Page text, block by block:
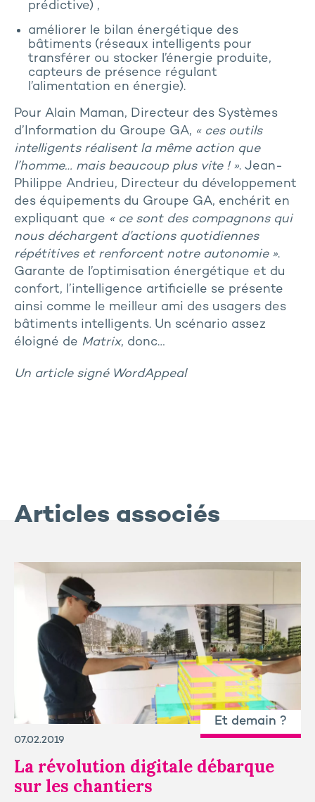
prédictive) ,
améliorer le bilan énergétique des
bâtiments (réseaux intelligents pour
transférer ou stocker l’énergie produite,
capteurs de présence régulant
l’alimentation en énergie).
Pour Alain Maman, Directeur des Systèmes
d’Information du Groupe GA, « ces outils
intelligents réalisent la même action que
l’homme… mais beaucoup plus vite ! ». Jean-
Philippe Andrieu, Directeur du développement
des équipements du Groupe GA, enchérit en
expliquant que « ce sont des compagnons qui
nous déchargent d’actions quotidiennes
répétitives et renforcent notre autonomie ».
Garante de l’optimisation énergétique et du
confort, l’intelligence artificielle se présente
ainsi comme le meilleur ami des usagers des
bâtiments intelligents. Un scénario assez
éloigné de Matrix, donc…
Un article signé WordAppeal
Articles associés
Et demain ?
07.02.2019
La révolution digitale débarque
sur les chantiers